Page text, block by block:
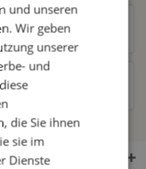
und unseren
Wir geben
unserer
und
die Sie ihnen
sie im
Dienste